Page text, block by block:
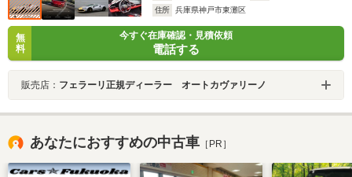
住所
兵庫県神戸市東灘区
無
料
今すぐ在庫確認・見積依頼
電話する
販売店： フェラーリ正規ディーラー オートカヴァリーノ
あなたにおすすめの中古車 ［PR］